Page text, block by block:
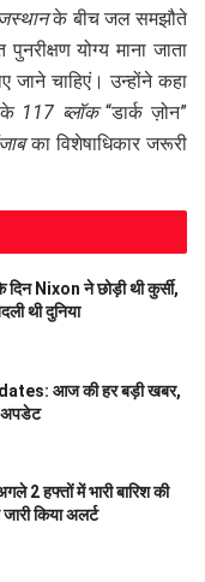
के बीच जल समझौते
योग्य माना जाता
चाहिएं। उन्होंने कहा
117 ब्लॉक“डार्क ज़ोन”
का विशेषाधिकार जरूरी
Nixon ने छोड़ी थी कुर्सी,
थी दुनिया
आज की हर बड़ी खबर,
अपडेट
हफ्तों में भारी बारिश की
किया अलर्ट